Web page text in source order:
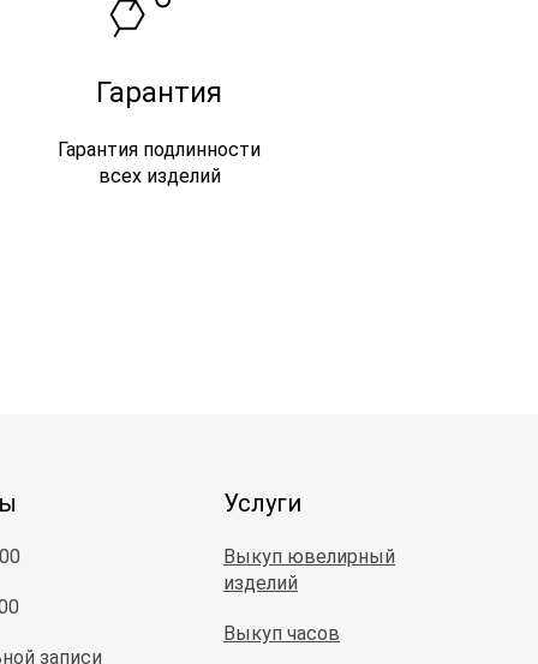
Гарантия
Гарантия подлинности
всех изделий
записи
Услуги
Выкуп ювелирный
изделий
Выкуп часов